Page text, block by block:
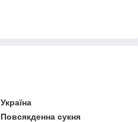
Україна
Повсякденна сукня